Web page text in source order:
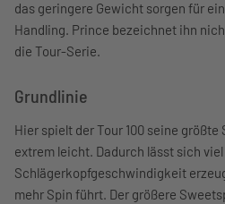
das geringere Gewicht sorgen für
Handling. Prince bezeichnet ihn
die Tour-Serie.
Grundlinie
Hier spielt der Tour 100 seine
extrem leicht. Dadurch lässt sich viel
Schlägerkopfgeschwindigkeit
mehr Spin führt. Der größere